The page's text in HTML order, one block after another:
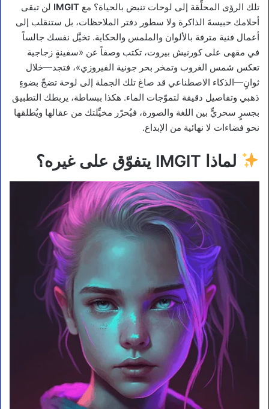
تلك الرؤى المحلِّقة إلى لوحات تنبض بالحياة؟ مع IMGIT لن تبقى
أحلامك حبيسةَ الذاكرة ولا سطور دفتر الملاحظات، بل ستنقلب إلى
أعمال فنية مترفة بالألوان والملمس والحكاية. تخيَّل نفسك جالساً
في مقهى على كورنيش بيروت، تكتب وصفاً عن «سفينةٍ زجاجية
تعكس شمس الغروب وتمخر بحر جونية الفيروزي»، فتجد—خلال
ثوانٍ—الذكاء الاصطناعي قد صاغ تلك الجملة إلى لوحة تضجّ بضوءٍ
ذهبي وتفاصيل دقيقة لتموّجات الماء. هكذا ببساطة، يربطك التطبيق
بجسرٍ سحريٍّ بين اللغة والصورة، فيُحرّر مخيِّلتك من عقالها ويُطلقها
نحو فضاءات لا نهائية من الإبداع.
لماذا IMGIT يتفوّق على غيره؟